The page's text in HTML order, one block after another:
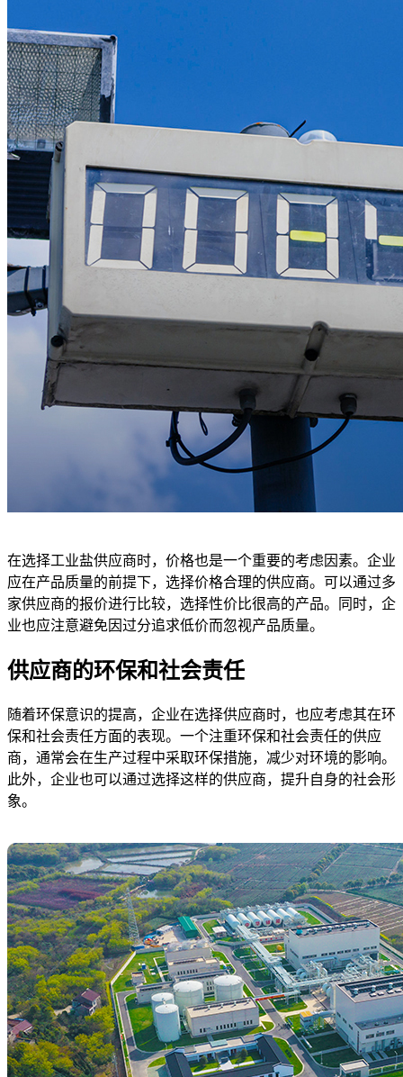
在选择工业盐供应商时，价格也是一个重要的考虑因素。企业
应在产品质量的前提下，选择价格合理的供应商。可以通过多
家供应商的报价进行比较，选择性价比很高的产品。同时，企
业也应注意避免因过分追求低价而忽视产品质量。
供应商的环保和社会责任
随着环保意识的提高，企业在选择供应商时，也应考虑其在环
保和社会责任方面的表现。一个注重环保和社会责任的供应
商，通常会在生产过程中采取环保措施，减少对环境的影响。
此外，企业也可以通过选择这样的供应商，提升自身的社会形
象。